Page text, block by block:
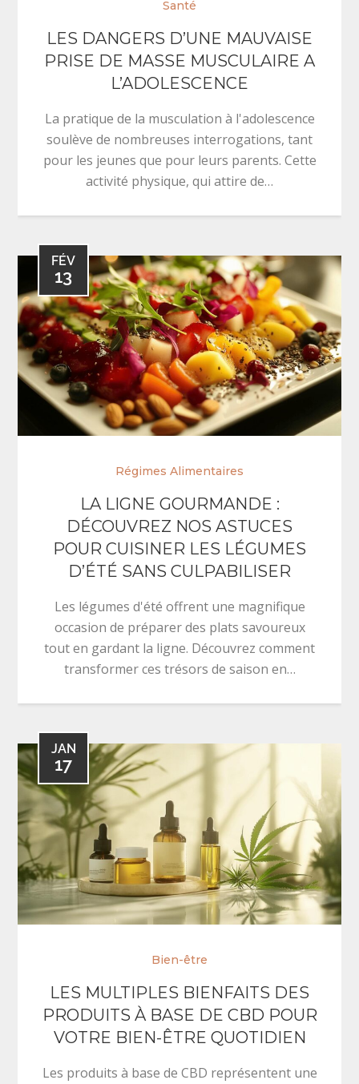
Santé
LES DANGERS D’UNE MAUVAISE
PRISE DE MASSE MUSCULAIRE A
L’ADOLESCENCE
La pratique de la musculation à l'adolescence
soulève de nombreuses interrogations, tant
pour les jeunes que pour leurs parents. Cette
activité physique, qui attire de…
FÉV
13
Régimes Alimentaires
LA LIGNE GOURMANDE :
DÉCOUVREZ NOS ASTUCES
POUR CUISINER LES LÉGUMES
D’ÉTÉ SANS CULPABILISER
Les légumes d'été offrent une magnifique
occasion de préparer des plats savoureux
tout en gardant la ligne. Découvrez comment
transformer ces trésors de saison en…
JAN
17
Bien-être
LES MULTIPLES BIENFAITS DES
PRODUITS À BASE DE CBD POUR
VOTRE BIEN-ÊTRE QUOTIDIEN
Les produits à base de CBD représentent une